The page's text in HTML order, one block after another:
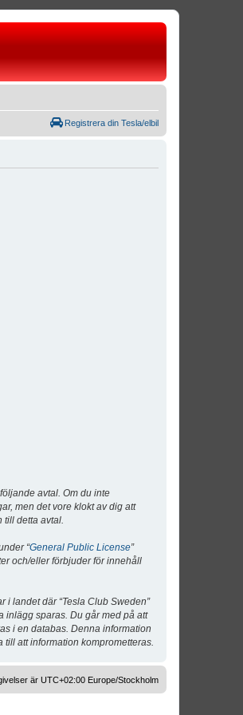
Registrera din Tesla/elbil
avtal. Om du inte
men det vore klokt av dig att
till detta avtal.
“General Public License”
och/eller förbjuder för innehåll
landet där “Tesla Club Sweden”
inlägg sparas. Du går med på att
i en databas. Denna information
att information komprometteras.
är UTC+02:00 Europe/Stockholm